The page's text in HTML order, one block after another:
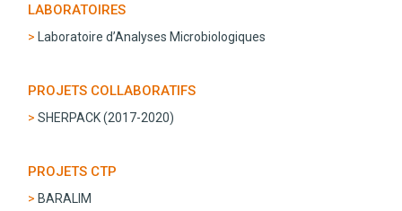
LABORATOIRES
Laboratoire d’Analyses Microbiologiques
PROJETS COLLABORATIFS
SHERPACK (2017-2020)
PROJETS CTP
BARALIM